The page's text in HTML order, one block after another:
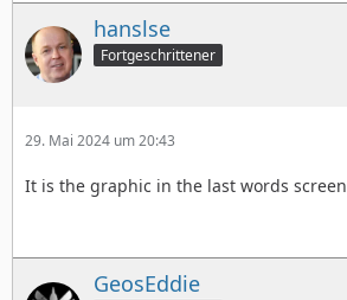
hanslse
Fortgeschrittener
29. Mai 2024 um 20:43
It is the graphic in the last words
GeosEddie